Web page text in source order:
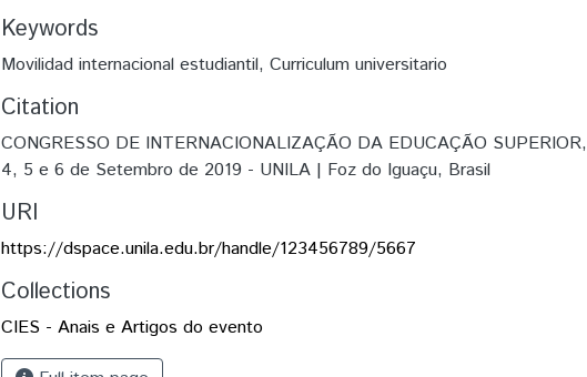
Keywords
Movilidad internacional estudiantil, Curriculum universitario
Citation
CONGRESSO DE INTERNACIONALIZAÇÃO DA EDUCAÇÃO SUPERIOR,
4, 5 e 6 de Setembro de 2019 - UNILA | Foz do Iguaçu, Brasil
URI
https://dspace.unila.edu.br/handle/123456789/5667
Collections
CIES - Anais e Artigos do evento